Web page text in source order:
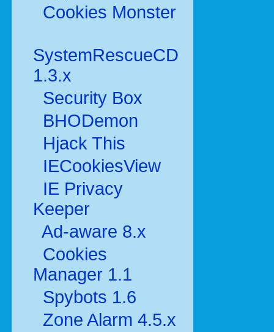
Cookies Monster
SystemRescueCD
1.3.x
Security Box
BHODemon
Hjack This
IECookiesView
IE Privacy
Keeper
Ad-aware 8.x
Cookies
Manager 1.1
Spybots 1.6
Zone Alarm 4.5.x